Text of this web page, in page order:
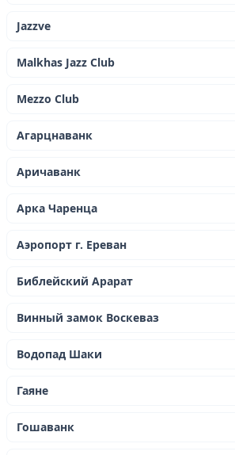
Jazzve
Malkhas Jazz Club
Mezzo Club
Агарцнаванк
Аричаванк
Арка Чаренца
Аэропорт г. Ереван
Библейский Арарат
Винный замок Воскеваз
Водопад Шаки
Гаяне
Гошаванк